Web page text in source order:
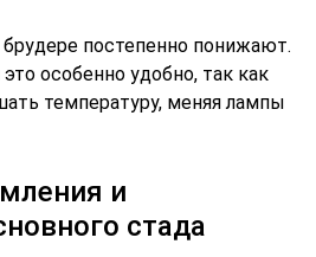
постепенно понижают.
особенно удобно, так как
температуру, меняя лампы
и
стада